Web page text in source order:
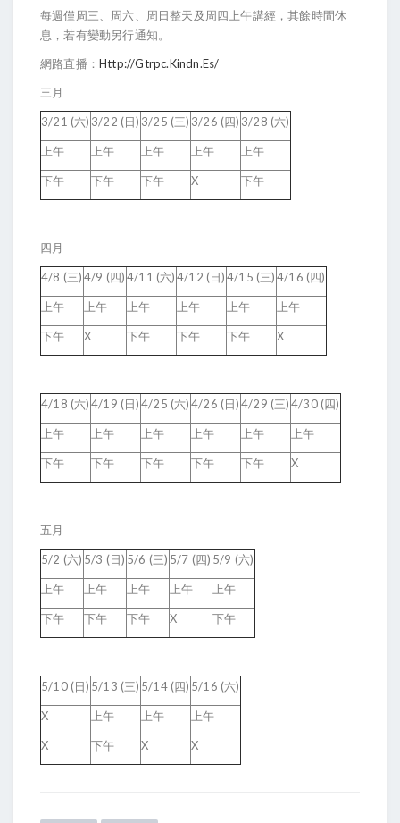
每週僅周三、周六、周日整天及周四上午講經，其餘時間休
息，若有變動另行通知。
網路直播： Http://gtrpc.kindn.es/
三月
3/21 (六) 3/22 (日) 3/25 (三) 3/26 (四) 3/28 (六)
上午 上午 上午 上午 上午
下午 下午 下午 X 下午
四月
4/8 (三)4/9 (四)4/11 (六)4/12 (日)4/15 (三)4/16 (四)
上午 上午 上午 上午 上午 上午
下午 X 下午 下午 下午 X
4/18 (六)4/19 (日)4/25 (六)4/26 (日)4/29 (三)4/30 (四)
上午 上午 上午 上午 上午 上午
下午 下午 下午 下午 下午 X
五月
5/2 (六) 5/3 (日) 5/6 (三) 5/7 (四) 5/9 (六)
上午 上午 上午 上午 上午
下午 下午 下午 X 下午
5/10 (日) 5/13 (三) 5/14 (四) 5/16 (六)
X 上午 上午 上午
X 下午 X X